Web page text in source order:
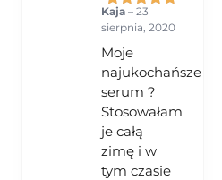
dzieci. 7) Przeciwwskazania –
uczulenie na którykolwiek ze
Oceniono
na 5
Kaja – 23
sierpnia, 2020
Moje
najukochańsze
serum ?
Stosowałam
je całą
zimę i w
tym czasie